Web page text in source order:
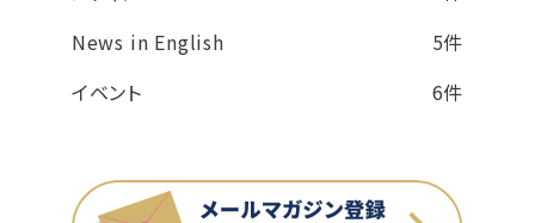
News in English
5件
イベント
6件